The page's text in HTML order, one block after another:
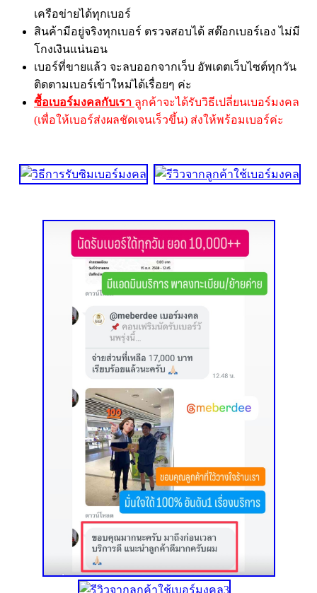
เครือข่ายได้ทุกเบอร์
สินค้ามีอยู่จริงทุกเบอร์ ตรวจสอบได้ สต๊อกเบอร์เอง ไม่มี
โกงเงินแน่นอน
เบอร์ที่ขายแล้ว จะลบออกจากเว็บ อัพเดตเว็บไซต์ทุกวัน
ติดตามเบอร์เข้าใหม่ได้เรื่อยๆ ค่ะ
ซื้อเบอร์มงคลกับเรา ลูกค้าจะได้รับวิธีเปลี่ยนเบอร์มงคล
(เพื่อให้เบอร์ส่งผลชัดเจนเร็วขึ้น) ส่งให้พร้อมเบอร์ค่ะ